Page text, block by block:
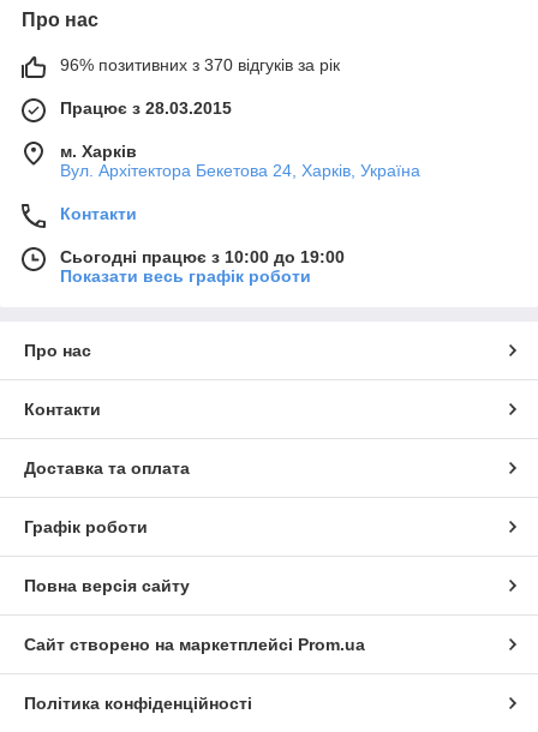
Про нас
96% позитивних з 370 відгуків за рік
Працює з 28.03.2015
м. Харків
Вул. Архітектора Бекетова 24, Харків, Україна
Контакти
Сьогодні працює з 10:00 до 19:00
Показати весь графік роботи
Про нас
Контакти
Доставка та оплата
Графік роботи
Повна версія сайту
Сайт створено на маркетплейсі Prom.ua
Політика конфіденційності